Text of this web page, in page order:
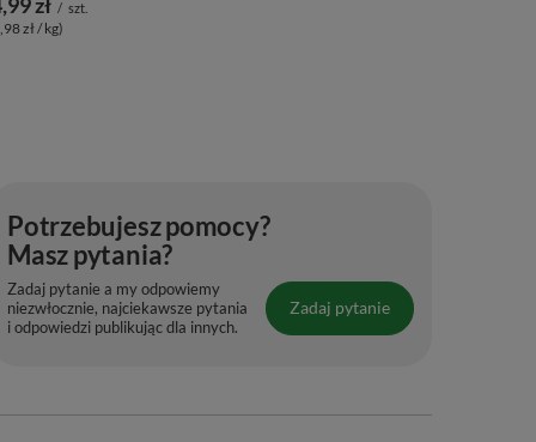
/ szt.
zł / kg)
Potrzebujesz pomocy?
Masz pytania?
Zadaj pytanie a my odpowiemy
niezwłocznie, najciekawsze pytania
i odpowiedzi publikując dla innych.
Zadaj pytanie